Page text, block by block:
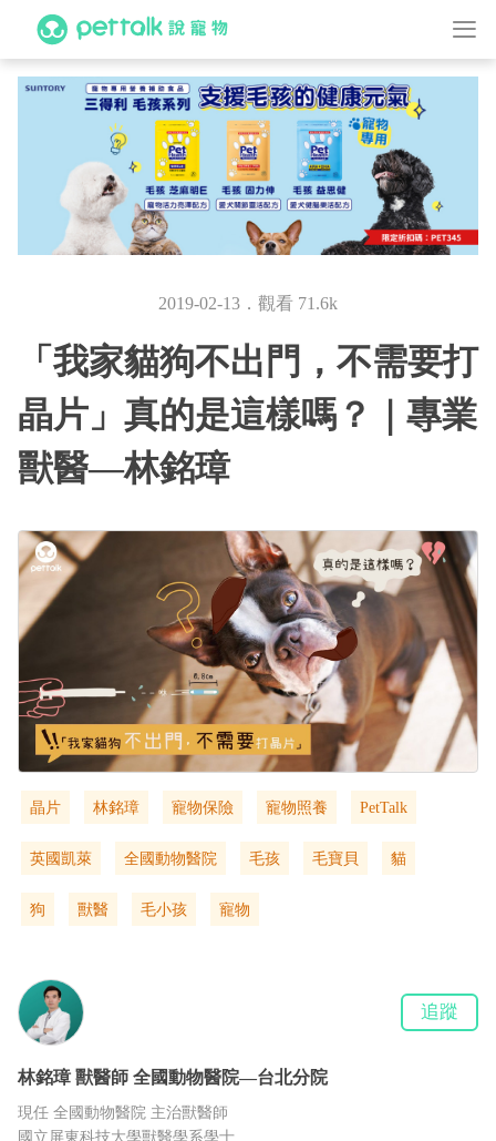
2019-02-13．觀看 71.6k
「我家貓狗不出門，不需要打
晶片」真的是這樣嗎？｜專業
獸醫—林銘璋
晶片 林銘璋 寵物保險 寵物照養 PetTalk
英國凱萊 全國動物醫院 毛孩 毛寶貝 貓
狗 獸醫 毛小孩 寵物
林銘璋 獸醫師 全國動物醫院—台北分院
現任 全國動物醫院 主治獸醫師
國立屏東科技大學獸醫學系學士
追蹤